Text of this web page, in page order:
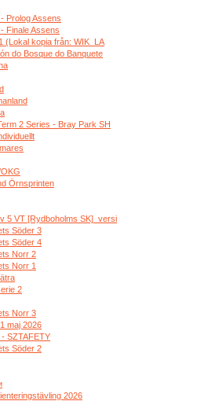
Prolog Assens
Finale Assens
(Lokal kopia från: WIK_LA
do Bosque do Banquete
2 Series - Bray Park SH
Örnsprinten
5 VT [Rydboholms SK]_versi
Söder 3
Söder 4
Norr 2
Norr 1
2
Norr 3
maj 2026
SZTAFETY
Söder 2
2026